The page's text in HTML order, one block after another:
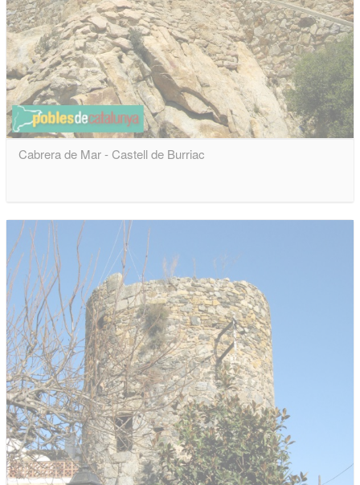
Cabrera de Mar - Castell de Burriac